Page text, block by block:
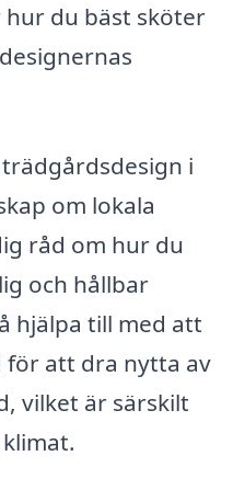
du bäst sköter
i
om lokala
råd om hur du
och hållbar
hjälpa till med att
att dra nytta av
vilket är särskilt